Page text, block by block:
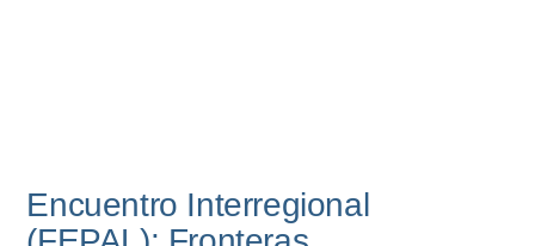
Encuentro Interregional